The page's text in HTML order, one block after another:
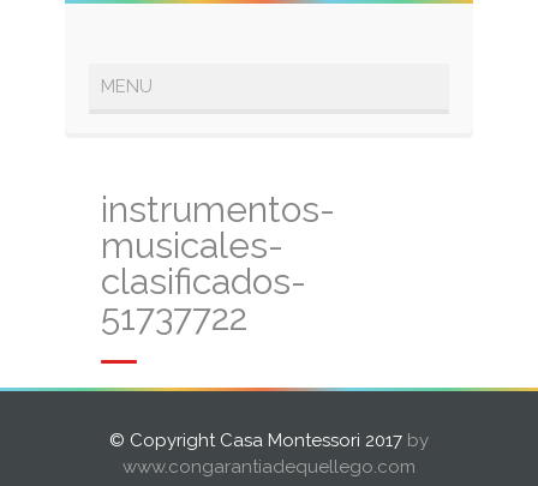
instrumentos-
musicales-
clasificados-
51737722
© Copyright Casa Montessori 2017 by
www.congarantiadequellego.com